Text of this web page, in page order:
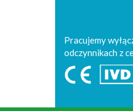
Pracujemy
odczynnikach z